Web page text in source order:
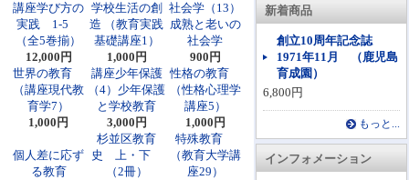
新着商品
創立10周年記念誌
1971年11月 （鹿児島
育成園）
6,800円
もっと...
インフォメーション
講座学び方の
実践 1-5
（全5巻揃）
12,000円
学校生活の創
造 （教育実践
基礎講座1）
1,000円
社会学（13）
成熟と老いの
社会学
900円
世界の教育
（講座現代教
育学7）
1,000円
講座少年保護
（4）少年保護
と学校教育
3,000円
性格の教育
（性格心理学
講座5）
1,000円
個人差に応ず
る教育
杉並区教育
史 上・下
（2冊）
特殊教育
（教育大学講
座29）